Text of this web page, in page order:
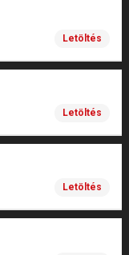
Letöltés
Letöltés
Letöltés